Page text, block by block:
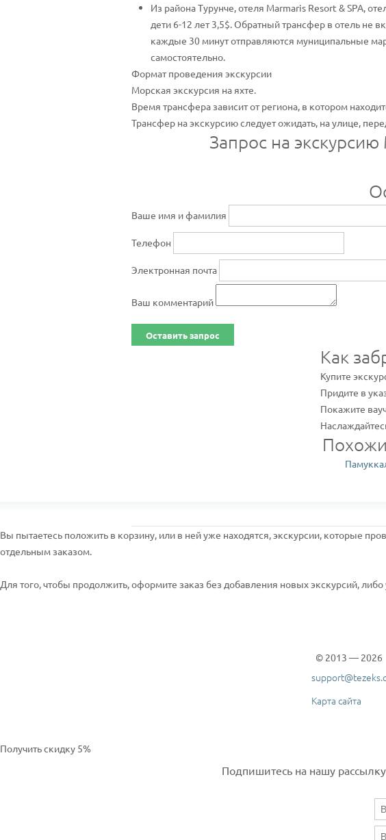
Из района Турунче, отеля Marmaris Resort & SPA,
дети 6-12 лет 3,5$. Обратный трансфер в отель не
каждые 30 минут отправляются муниципальные
самостоятельно.
Формат проведения экскурсии
Морская экскурсия на яхте.
Время трансфера зависит от региона, в котором
Трансфер на экскурсию следует ожидать, на улице,
Запрос на
Ваше имя и фамилия
Телефон
Электронная почта
Ваш комментарий
Оставить запрос
Как
Купите
Придите в
Покажите
Вы пытаетесь положить в корзину, или в ней уже находятся, экскурсии, которые
отдельным заказом.
Для того, чтобы продолжить, оформите заказ без добавления новых экскурсий, либо
© 2013 — 2026
Карта сайта
Получить скидку 5%
Подпишитесь на нашу